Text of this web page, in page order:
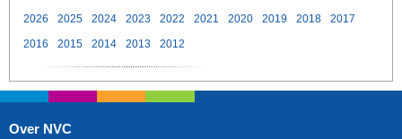
2026 2025 2024 2023 2022 2021 2020 2019 2018
2017
2016
2015 2014 2013 2012
Over NVC